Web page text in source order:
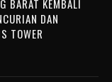
BARAT KEMBALI
DAN
TOWER